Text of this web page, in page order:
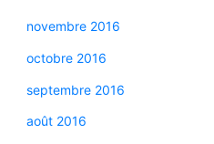
novembre 2016
octobre 2016
septembre 2016
août 2016